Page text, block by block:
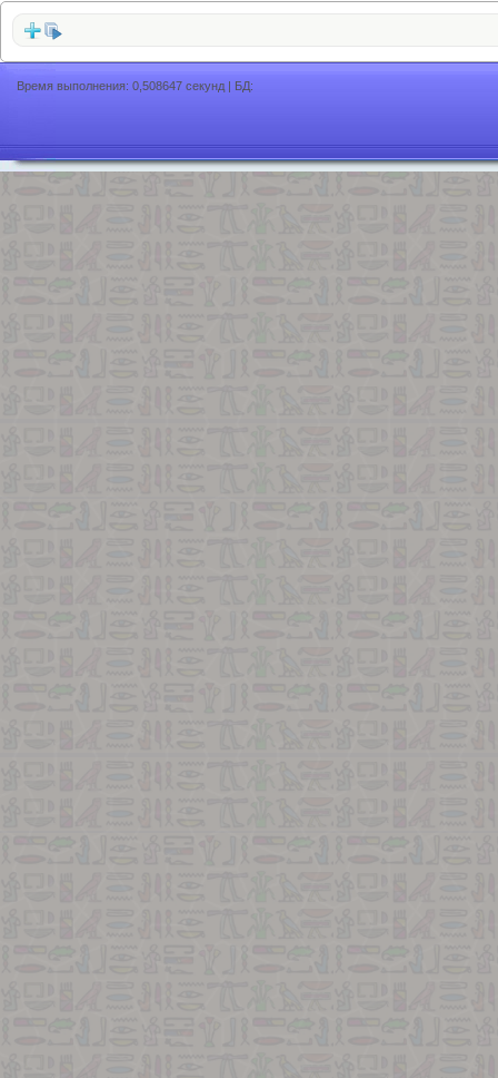
Время выполнения: 0,508647 секунд | БД: